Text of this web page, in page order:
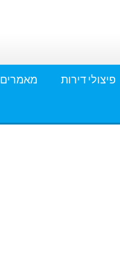
פיצולי דירות מאמרים